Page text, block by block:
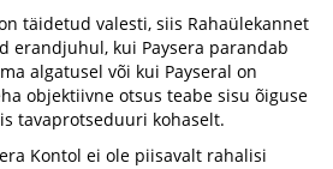
täidetud valesti, siis Rahaülekannet
erandjuhul, kui Paysera parandab
algatusel või kui Payseral on
objektiivne otsus teabe sisu õiguse
tavaprotseduuri kohaselt.
Kontol ei ole piisavalt rahalisi